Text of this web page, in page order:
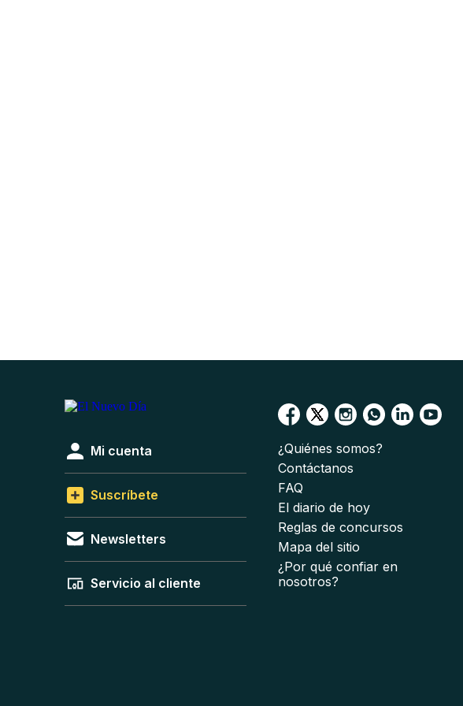
Mi cuenta
Suscríbete
Newsletters
Servicio al cliente
¿Quiénes somos?
Contáctanos
FAQ
El diario de hoy
Reglas de concursos
Mapa del sitio
¿Por qué confiar en
nosotros?